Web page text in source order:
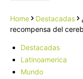
Home Destacadas
recompensa del
Destacadas
Latinoamerica
Mundo